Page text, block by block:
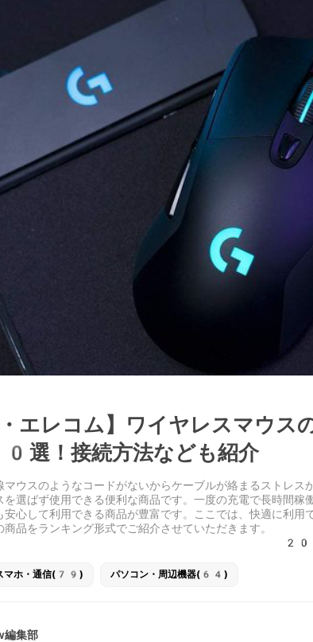
・エレコム】ワイヤレスマウス
選！接続方法なども紹介
マウスのようなコードがないからケーブルが絡まるストレス
を選ばず使用できる便利な商品です。一度の充電で長時間稼
安心して利用できる商品が豊富です。ここでは、快適に利用
品をランキング形式でご紹介させていただきます。
マホ・通信(79) パソコン・周辺機器(64)
集部